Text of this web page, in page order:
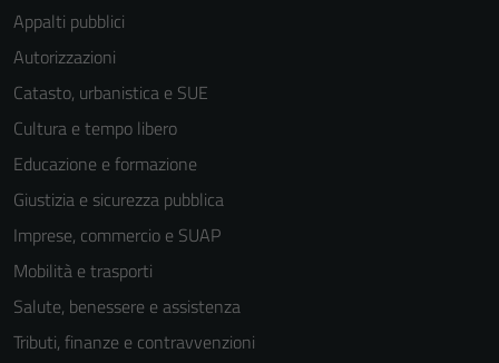
Appalti pubblici
Autorizzazioni
Catasto, urbanistica e SUE
Cultura e tempo libero
Educazione e formazione
Giustizia e sicurezza pubblica
Imprese, commercio e SUAP
Mobilità e trasporti
Salute, benessere e assistenza
Tributi, finanze e contravvenzioni